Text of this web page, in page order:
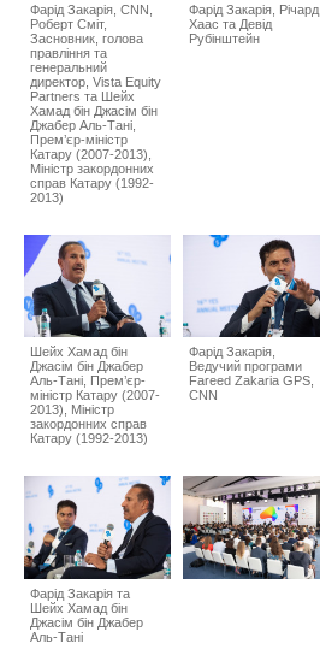
Фарід Закарія, CNN,
Роберт Сміт,
Засновник, голова
правління та
генеральний
директор, Vista Equity
Partners та Шейх
Хамад бін Джасім бін
Джабер Аль-Тані,
Прем’єр-міністр
Катару (2007-2013),
Міністр закордонних
справ Катару (1992-
2013)
Фарід Закарія, Річард
Хаас та Девід
Рубінштейн
Шейх Хамад бін
Джасім бін Джабер
Аль-Тані, Прем’єр-
міністр Катару (2007-
2013), Міністр
закордонних справ
Катару (1992-2013)
Фарід Закарія,
Ведучий програми
Fareed Zakaria GPS,
CNN
Фарід Закарія та
Шейх Хамад бін
Джасім бін Джабер
Аль-Тані